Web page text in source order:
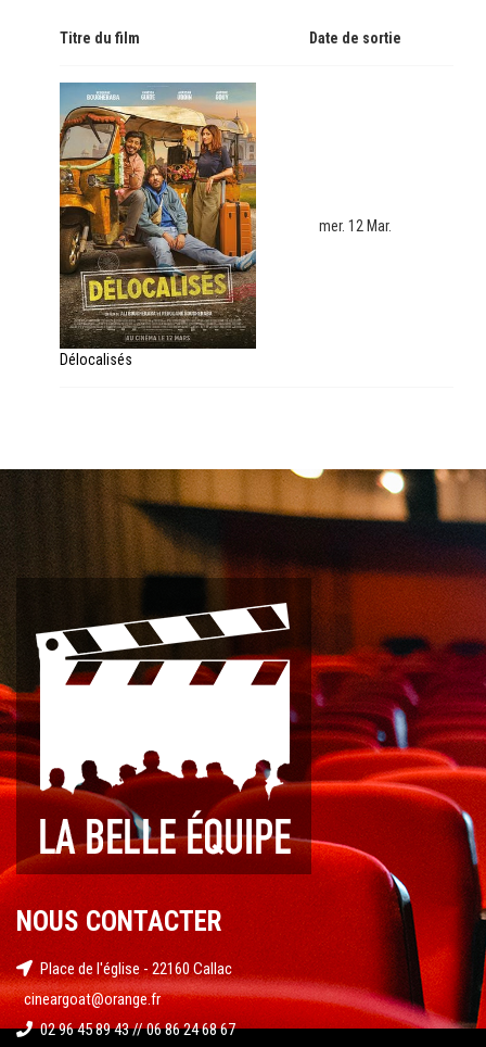
Titre du film Date de sortie
Délocalisés
mer. 12 Mar.
NOUS CONTACTER
Place de l'église - 22160 Callac
cineargoat@orange.fr
02 96 45 89 43 // 06 86 24 68 67